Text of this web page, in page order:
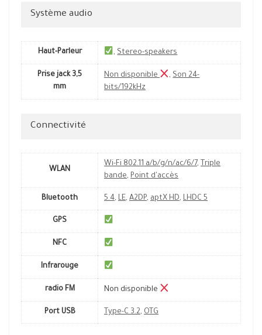
Système audio
Haut-Parleur ,Stereo-speakers
Prise jack 3,5
mm
Non disponible ,Son 24-
bits/192kHz
Connectivité
WLAN
Wi-Fi 802.11 a/b/g/n/ac/6/7, Triple
bande, Point d'accès
Bluetooth 5.4, LE, A2DP, aptX HD, LHDC 5
GPS
NFC
Infrarouge
radio FM Non disponible
Port USB Type-C 3.2, OTG